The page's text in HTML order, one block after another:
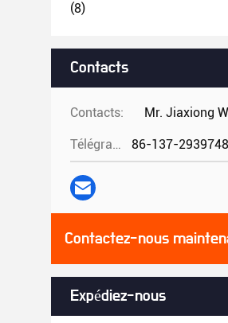
(8)
Contacts
Contacts: Mr. Jiaxiong
Télégramme: 86-137-
Contactez-nous
Expédiez-nous